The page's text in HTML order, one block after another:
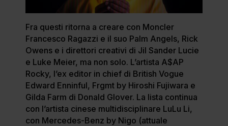
Fra questi ritorna a creare con Moncler
Francesco Ragazzi e il suo Palm Angels, Rick
Owens e i direttori creativi di Jil Sander Lucie
e Luke Meier, ma non solo. L’artista A$AP
Rocky, l’ex editor in chief di British Vogue
Edward Enninful, Frgmt by Hiroshi Fujiwara e
Gilda Farm di Donald Glover. La lista continua
con l’artista cinese multidisciplinare LuLu Li,
con Mercedes-Benz by Nigo (attuale